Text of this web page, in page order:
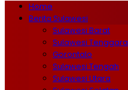
Home
Berita Sulawesi
Sulawesi Barat
Sulawesi Tenggara
Gorontalo
Sulawesi Tengah
Sulawesi Utara